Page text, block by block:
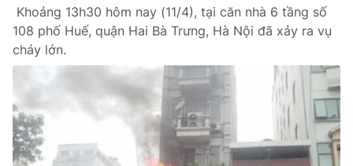
Khoảng 13h30 hôm nay (11/4), tại căn nhà 6 tầng số
108 phố Huế, quận Hai Bà Trưng, Hà Nội đã xảy ra vụ
cháy lớn.